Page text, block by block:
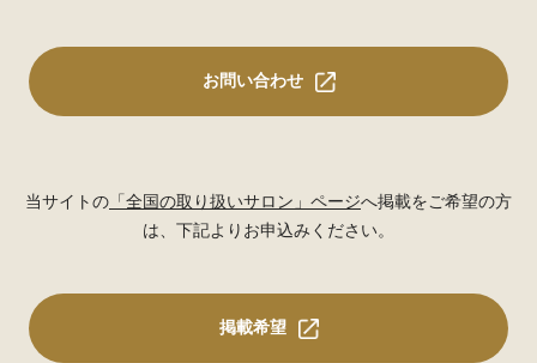
お問い合わせ
当サイトの 「全国の取り扱いサロン」ページへ掲載をご希望の方
は、下記よりお申込みください。
掲載希望